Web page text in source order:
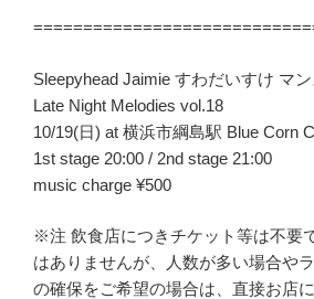
Sleepyhead Jaimie すわだいすけ マ
Late Night Melodies vol.18
10/19(日) at 横浜市綱島駅 Blue Corn
1st stage 20:00 / 2nd stage 21:00
music charge ¥500
※注 飲食店につきチケット等は不要
はありませんが、人数が多い場合や
の確保をご希望の場合は、直接お店